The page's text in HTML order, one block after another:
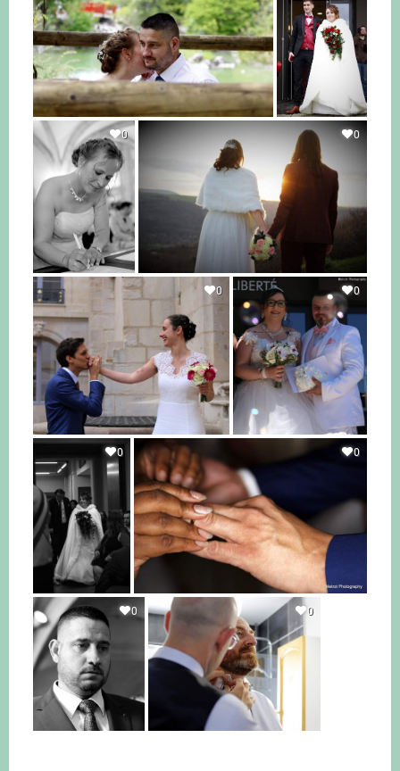
0 0
0 0
0 0
0 0